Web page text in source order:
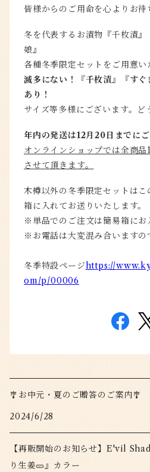
皆様からのご用命を心よりお待
冬を代表するお漬物『千枚漬』
娘』
各種冬季限定セットをご用意い
滅多にない！『千枚漬』『すぐ
あり！
サイズ等多様にございます。ど
年内の発送は12月20日までに
オンラインショップでは全商
させて頂きます。
木樽以外の冬季限定セットは
箱に入れてお送りいたします。
※単品でのご注文は簡易箱にお
※お電話は大変混み合いますの
冬季特設ページhttps://
om/p/00006
🎐お中元・夏のご贈答のご案内🎐
2024/6/28
【再販開始のお知らせ】E'vil
り生姜🥒』カラー